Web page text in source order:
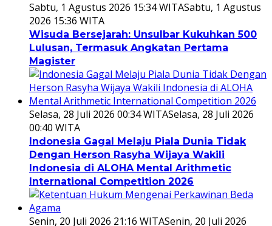
Sabtu, 1 Agustus 2026 15:34 WITASabtu, 1 Agustus
2026 15:36 WITA
Wisuda Bersejarah: Unsulbar Kukuhkan 500
Lulusan, Termasuk Angkatan Pertama
Magister
Selasa, 28 Juli 2026 00:34 WITASelasa, 28 Juli 2026
00:40 WITA
Indonesia Gagal Melaju Piala Dunia Tidak
Dengan Herson Rasyha Wijaya Wakili
Indonesia di ALOHA Mental Arithmetic
International Competition 2026
Senin, 20 Juli 2026 21:16 WITASenin, 20 Juli 2026